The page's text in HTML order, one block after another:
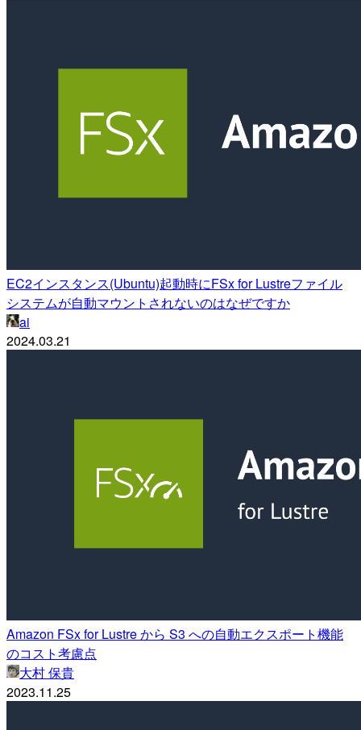
EC2インスタンス(Ubuntu)起動時にFSx for Lustreファイル
システムが自動マウントされないのはなぜですか
ai
2024.03.21
Amazon FSx for Lustre から S3 への自動エクスポート機能
のコスト考慮点
大村 保貴
2023.11.25